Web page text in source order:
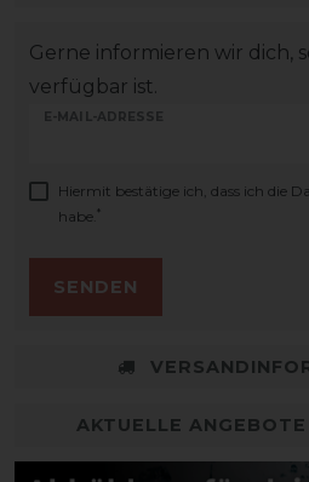
Gerne informieren wir dich,
verfügbar ist.
E-MAIL-ADRESSE
Hiermit bestätige ich, dass ich die
habe. *
SENDEN
AKTUELLE